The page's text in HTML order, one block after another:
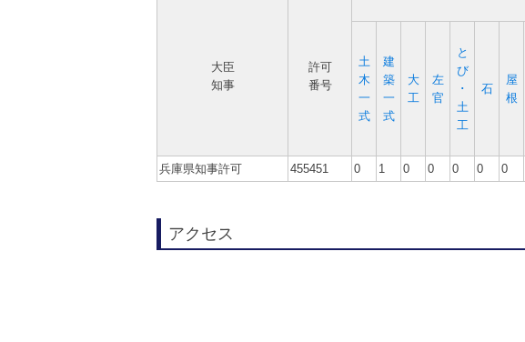
大臣
知事
許可
番号
土
木
一
式
建
築
一
式
大
工
左
官
と
び
･
土
工
石
屋
根
兵庫県知事許可 455451 0 1 0 0 0 0 0
アクセス